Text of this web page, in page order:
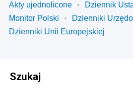
Akty ujednolicone
Dziennik
Monitor Polski
Dzienniki
Dzienniki Unii Europejskiej
Szukaj